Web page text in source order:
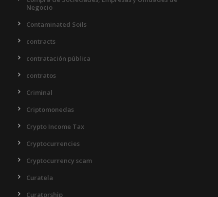
Negocio
Contaminated Soils
contracts
contratación pública
contratos
Criminal
Criptomonedas
Crypto Income Tax
Cryptocurrencies
Cryptocurrency scam
Curatela
Curatorship